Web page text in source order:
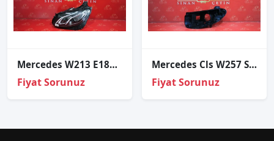
Mercedes W213 E180 Led Sol Far Orijinal çıkma
Fiyat Sorunuz
Mercedes Cls W257 Sol Far Kasasi Sıfır 2018
Fiyat Sorunuz